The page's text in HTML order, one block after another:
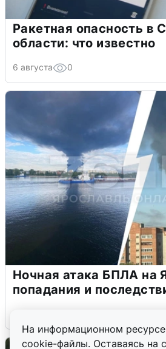
На информационном
cookie-файлы. Оставаясь на
Ракетная опасность в
области: что известно
6 августа 0
Ночная атака БПЛА на
попадания и